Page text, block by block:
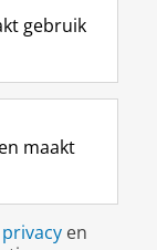
t
r
m
c
c
T
e
k
a
a
gebruik
maakt
privacy en